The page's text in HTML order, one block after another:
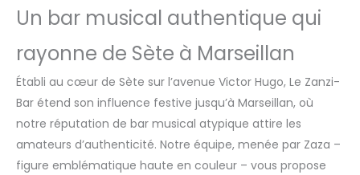
Un bar musical authentique qui
rayonne de Sète à Marseillan
Établi au cœur de Sète sur l’avenue Victor Hugo, Le Zanzi-
Bar étend son influence festive jusqu’à Marseillan, où
notre réputation de bar musical atypique attire les
amateurs d’authenticité. Notre équipe, menée par Zaza –
figure emblématique haute en couleur – vous propose